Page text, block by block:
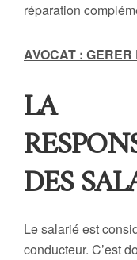
réparation
AVOCAT :
LA
DES
Le salarié est
conducteur. C’est